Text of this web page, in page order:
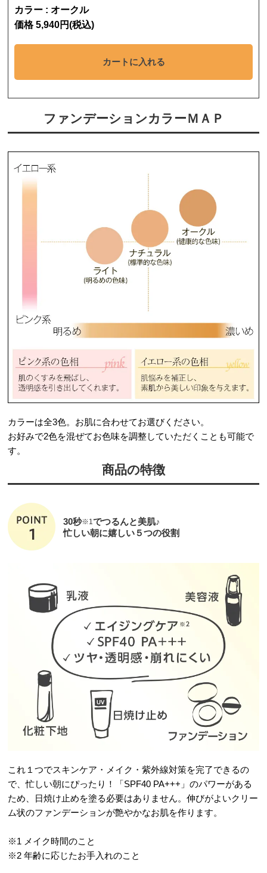
カラー : オークル
価格 5,940円(税込)
カートに入れる
ファンデーションカラーＭＡＰ
カラーは全3色。お肌に合わせてお選びください。
お好みで2色を混ぜてお色味を調整していただくことも可能で
す。
商品の特徴
30秒※1 でつるんと美肌♪
忙しい朝に嬉しい５つの役割
これ１つでスキンケア・メイク・紫外線対策を完了できるの
で、忙しい朝にぴったり！「SPF40 PA+++」のパワーがある
ため、日焼け止めを塗る必要はありません。伸びがよいクリー
ム状のファンデーションが艶やかなお肌を作ります。
※1 メイク時間のこと
※2 年齢に応じたお手入れのこと